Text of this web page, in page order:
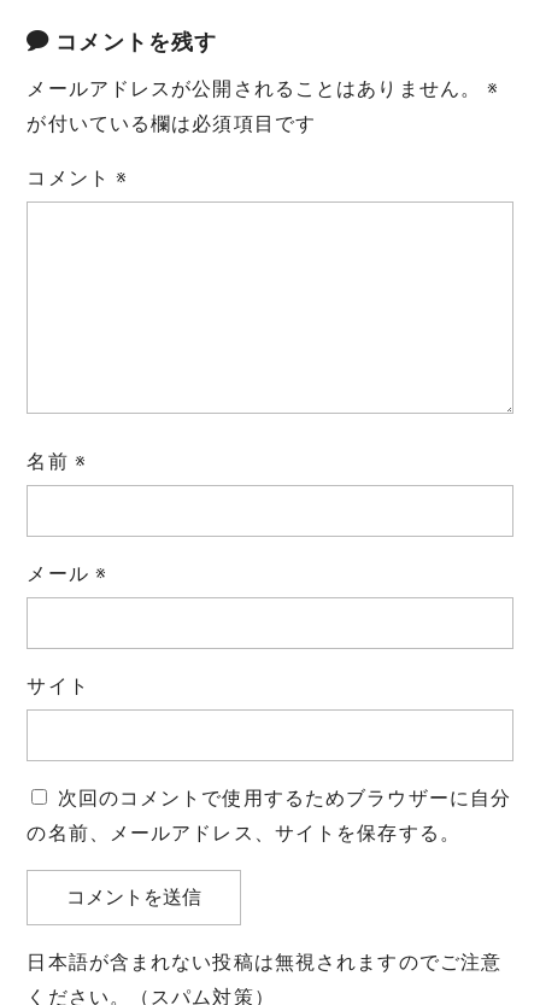
コメントを残す
メールアドレスが公開されることはありません。
※
が付いている欄は必須項目です
コメント※
名前 ※
メール ※
サイト
次回のコメントで使用するためブラウザーに自分
の名前、メールアドレス、サイトを保存する。
日本語が含まれない投稿は無視されますのでご注意
ください。（スパム対策）